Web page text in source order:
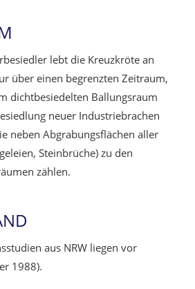
lebt die Kreuzkröte an
über einen begrenzten Zeitraum,
dichtbesiedelten Ballungsraum
neuer Industriebrachen
neben Abgrabungsflächen aller
Steinbrüche) zu den
zählen.
aus NRW liegen vor
1988).